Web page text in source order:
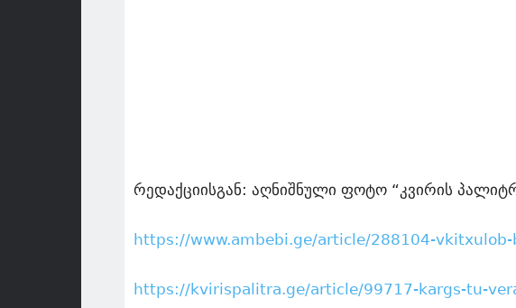
რედაქციისგან: აღნიშნული ფოტო “კვირის
https://www.ambebi.ge/article/288104-
https://kvirispalitra.ge/article/99717-kargs-tu-